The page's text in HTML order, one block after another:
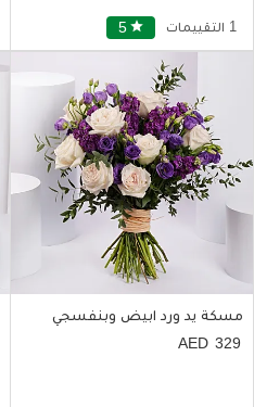
5 star 1 التقييمات
مسكة يد ورد ابيض وبنفسجي
329